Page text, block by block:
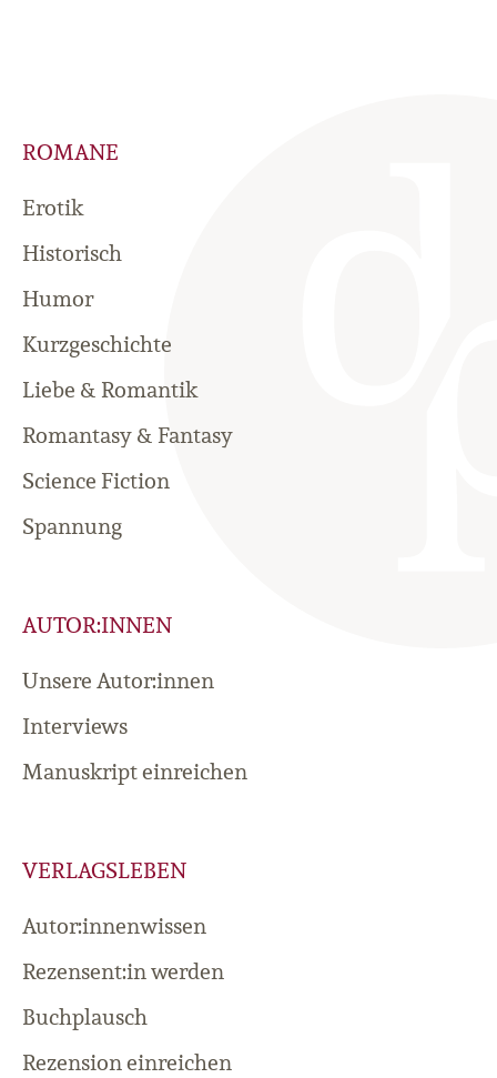
ROMANE
Erotik
Historisch
Humor
Kurzgeschichte
Liebe & Romantik
Romantasy & Fantasy
Science Fiction
Spannung
AUTOR:INNEN
Unsere Autor:innen
Interviews
Manuskript einreichen
VERLAGSLEBEN
Autor:innenwissen
Rezensent:in werden
Buchplausch
Rezension einreichen